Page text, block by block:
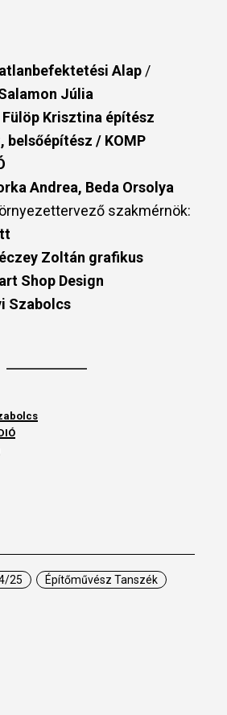
Alap /
Júlia
Fülöp Krisztina építész
belsőépítész / KOMP
Andrea, Beda Orsolya
szakmérnök:
Zoltán grafikus
Shop Design
Szabolcs
25 Építőművész Tanszék